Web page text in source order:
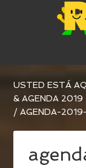
USTED ESTÁ
& AGENDA
/ AGENDA-